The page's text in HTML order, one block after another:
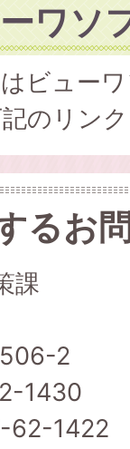
ワソ
ビュー
のリン
るお
課
2
1430
62-1422